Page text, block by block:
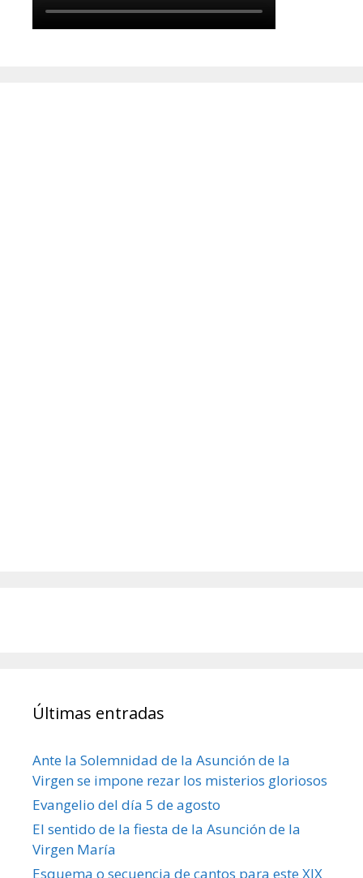
Últimas entradas
Ante la Solemnidad de la Asunción de la
Virgen se impone rezar los misterios gloriosos
Evangelio del día 5 de agosto
El sentido de la fiesta de la Asunción de la
Virgen María
Esquema o secuencia de cantos para este XIX